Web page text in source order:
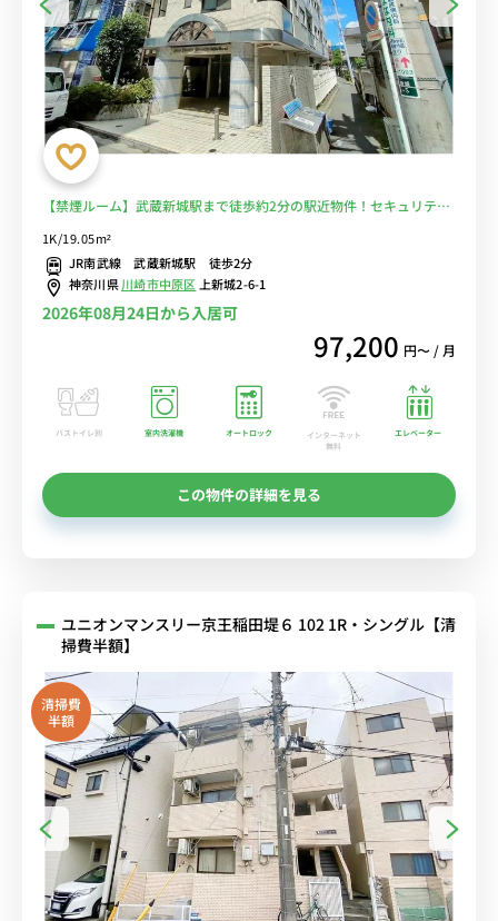
【禁煙ルーム】武蔵新城駅まで徒歩約2分の駅近物件！セキュリティ
コンビニも複数あり便利■選べるWi-Fi格安レンタル中！
1K/19.05m²
JR南武線 武蔵新城駅 徒歩2分
神奈川県川崎市中原区 上新城2-6-1
2026年08月24日から入居可
97,200 円〜 / 月
バストイレ別 室内洗濯機 オートロック
インターネット
無料
エレベーター
この物件の詳細を見る
ユニオンマンスリー京王稲田堤６ 102 1R・シングル【清
掃費半額】
清掃費
半額